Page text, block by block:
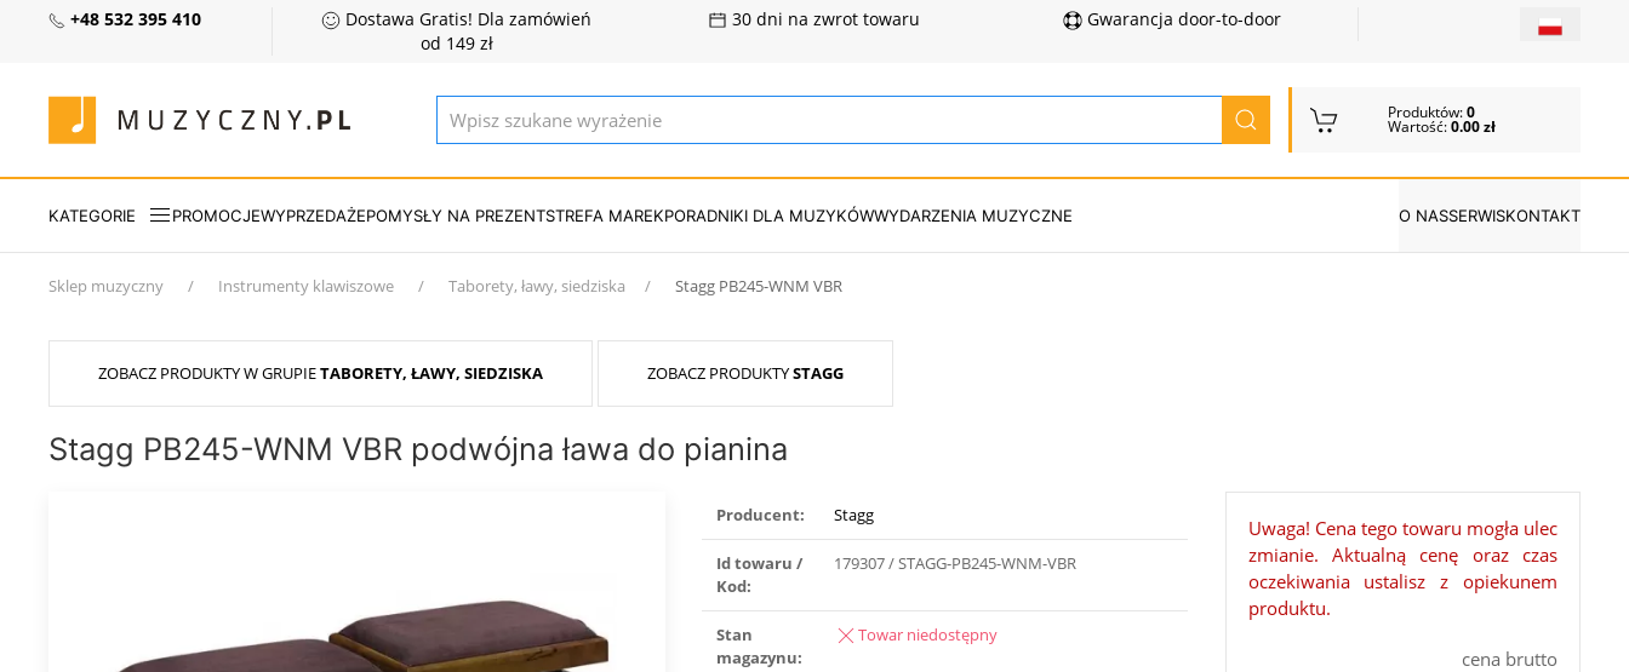
+48 532 395 410
Dostawa Gratis! Dla zamówień
od 149 zł
30 dni na zwrot towaru Gwarancja door-to-door
Produktów:0
Wartość:0.00 zł
KATEGORIE PROMOCJEWYPRZEDAŻEPOMYSŁY NA PREZENTSTREFA MAREKPORADNIKI DLA MUZYKÓWWYDARZENIA MUZYCZNE O NASSERWISKONTAKT
Sklep muzyczny Instrumenty klawiszowe Taborety, ławy, siedziska Stagg PB245-WNM VBR
ZOBACZ PRODUKTY W GRUPIETABORETY, ŁAWY, SIEDZISKA ZOBACZ PRODUKTYSTAGG
Stagg PB245-WNM VBR podwójna ława do pianina
Producent: Stagg
Id towaru /
Kod:
179307 / STAGG-PB245-WNM-VBR
Stan
magazynu:
Towar niedostępny
Uwaga! Cena tego towaru mogła ulec
zmianie. Aktualną cenę oraz czas
oczekiwania ustalisz z opiekunem
produktu.
cena brutto